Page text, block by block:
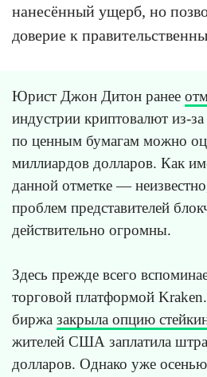
нанесённый ущерб, но
доверие к
Юрист Джон Дитон ранее
индустрии криптовалют из-
по ценным бумагам можно
миллиардов долларов. Как
данной отметке —
проблем представителей
действительно огромны.
Здесь прежде всего
торговой платформой
биржа закрыла опцию
жителей США заплатила
долларов. Однако уже